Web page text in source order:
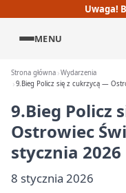
Uwaga!
MENU
Strona główna Wydarzenia
9.Bieg Policz się z cukrzycą —
9.Bieg Policz
Ostrowiec
stycznia 2026
8 stycznia 2026